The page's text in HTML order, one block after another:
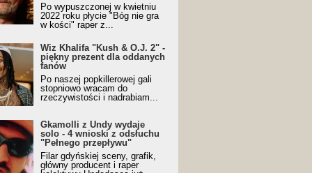
Po wypuszczonej w kwietniu
2022 roku płycie "Bóg nie gra
w kości" raper z...
Wiz Khalifa "Kush & O.J. 2" -
piękny prezent dla oddanych
fanów
Po naszej popkillerowej gali
stopniowo wracam do
rzeczywistości i nadrabiam...
Gkamolli z Undy wydaje
solo - 4 wnioski z odsłuchu
"Pełnego przepływu"
Filar gdyńskiej sceny, grafik,
główny producent i raper